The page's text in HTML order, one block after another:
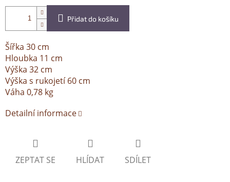
Přidat do košíku
Šířka 30 cm
Hloubka 11 cm
Výška 32 cm
Výška s rukojetí 60 cm
Váha 0,78 kg
Detailní informace
ZEPTAT SE HLÍDAT SDÍLET